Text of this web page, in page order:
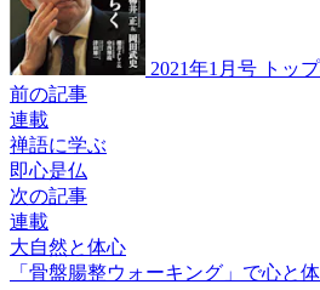
2021年1月号 トッ
前の記事
連載
禅語に学ぶ
即心是仏
次の記事
連載
大自然と体心
「骨盤腸整ウォーキング」で心と